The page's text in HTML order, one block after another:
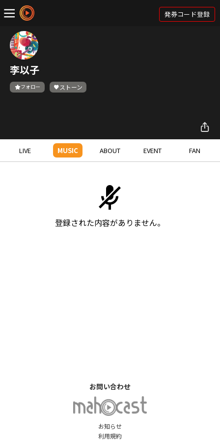
発券コード登録
李以子
フォロー ストーン
LIVE MUSIC ABOUT EVENT FAN
登録された内容がありません。
お知らせ
利用規約
お問い合わせ